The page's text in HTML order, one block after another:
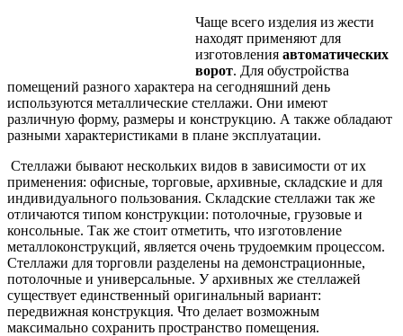
Чаще всего изделия из жести
находят применяют для
изготовления автоматических
ворот. Для обустройства
помещений разного характера на сегодняшний день
используются металлические стеллажи. Они имеют
различную форму, размеры и конструкцию. А также обладают
разными характеристиками в плане эксплуатации.
Стеллажи бывают нескольких видов в зависимости от их
применения: офисные, торговые, архивные, складские и для
индивидуального пользования. Складские стеллажи так же
отличаются типом конструкции: потолочные, грузовые и
консольные. Так же стоит отметить, что изготовление
металлоконструкций, является очень трудоемким процессом.
Стеллажи для торговли разделены на демонстрационные,
потолочные и универсальные. У архивных же стеллажей
существует единственный оригинальный вариант:
передвижная конструкция. Что делает возможным
максимально сохранить пространство помещения.